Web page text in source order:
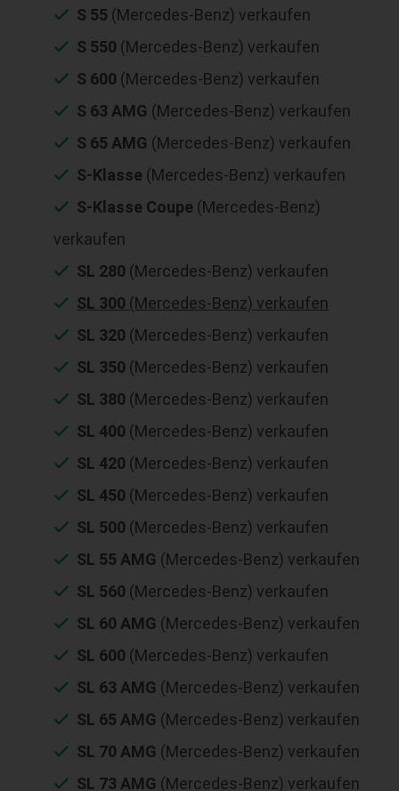
S 55 (Mercedes-Benz) verkaufen
S 550 (Mercedes-Benz) verkaufen
S 600 (Mercedes-Benz) verkaufen
S 63 AMG (Mercedes-Benz) verkaufen
S 65 AMG (Mercedes-Benz) verkaufen
S-Klasse (Mercedes-Benz) verkaufen
S-Klasse Coupe (Mercedes-Benz)
verkaufen
SL 280 (Mercedes-Benz) verkaufen
SL 300 (Mercedes-Benz) verkaufen
SL 320 (Mercedes-Benz) verkaufen
SL 350 (Mercedes-Benz) verkaufen
SL 380 (Mercedes-Benz) verkaufen
SL 400 (Mercedes-Benz) verkaufen
SL 420 (Mercedes-Benz) verkaufen
SL 450 (Mercedes-Benz) verkaufen
SL 500 (Mercedes-Benz) verkaufen
SL 55 AMG (Mercedes-Benz) verkaufen
SL 560 (Mercedes-Benz) verkaufen
SL 60 AMG (Mercedes-Benz) verkaufen
SL 600 (Mercedes-Benz) verkaufen
SL 63 AMG (Mercedes-Benz) verkaufen
SL 65 AMG (Mercedes-Benz) verkaufen
SL 70 AMG (Mercedes-Benz) verkaufen
SL 73 AMG (Mercedes-Benz) verkaufen